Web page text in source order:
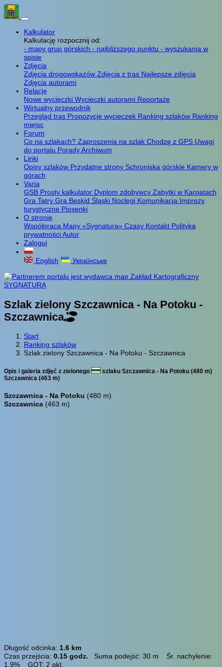
Kalkulator
Kalkulację rozpocznij od:
- mapy grup górskich - najbliższego punktu - wyszukania w
spisie
Zdjęcia
Zdjęcia drogowskazów Zdjęcia z tras Najlepsze zdjęcia
Zdjęcia autorami
Relacje
Nowe wycieczki Wycieczki autorami Reportaże
Wirtualny przewodnik
Przegląd tras Propozycje wycieczek Ranking szlaków Ranking
miejsc
Forum
Co na szlakach? Zaproszenia na szlak Chodzę z GPS Uwagi
do portalu PoradyArchiwum
Linki
Opisy szlaków Przydatne strony Schroniska górskie Kamery w
górach
Varia
GSB Prosty kalkulator Dyplom zdobywcy Zabytki w Karpatach
Gra Tatry Gra Beskid Śląski Noclegi Komunikacja Imprezy
turystyczne Piosenki
O stronie
Współpraca Mapy «Sygnatura» Czasy Kontakt Polityka
prywatnościAutor
Zaloguj
English Українське
Szlak zielony Szczawnica - Na Potoku -
Szczawnica
Start
Ranking szlaków
Szlak zielony Szczawnica - Na Potoku - Szczawnica
Opis i galeria zdjęć z zielonego
szlaku Szczawnica - Na Potoku (480 m)
Szczawnica (463 m)
Szczawnica - Na Potoku (480 m)
Szczawnica (463 m)
Długość odcinka: 1.6 km
Czas przejścia: 0.15 godz. Suma podejść: 30 m Śr. nachylenie:
1.9% GOT: 2 pkt.